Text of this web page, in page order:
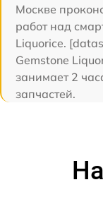
Москве
работ над
Liquorice.
Gemstone
занимает 2
запчастей.